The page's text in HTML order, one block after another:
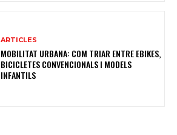
ARTICLES
MOBILITAT URBANA: COM TRIAR ENTRE EBIKES,
BICICLETES CONVENCIONALS I MODELS
INFANTILS